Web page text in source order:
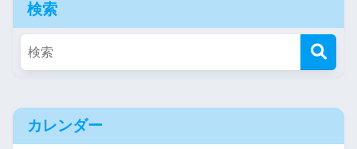
検索
カレンダー